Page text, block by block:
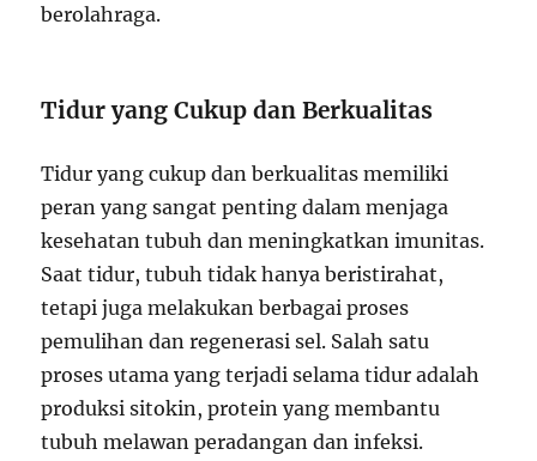
berolahraga.
Tidur yang Cukup dan Berkualitas
Tidur yang cukup dan berkualitas memiliki
peran yang sangat penting dalam menjaga
kesehatan tubuh dan meningkatkan imunitas.
Saat tidur, tubuh tidak hanya beristirahat,
tetapi juga melakukan berbagai proses
pemulihan dan regenerasi sel. Salah satu
proses utama yang terjadi selama tidur adalah
produksi sitokin, protein yang membantu
tubuh melawan peradangan dan infeksi.